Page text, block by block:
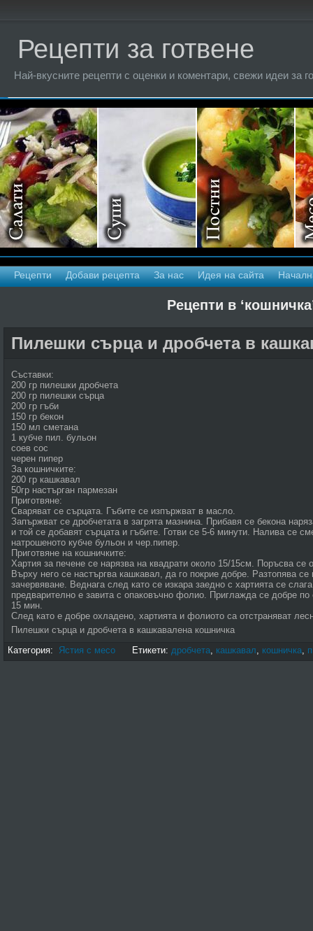
Рецепти за готвене
Най-вкусните рецепти с оценки и коментари, свежи идеи за
Рецепти Добави рецепта За нас Идея на сайта
Рецепти в
Пилешки сърца и дробчета в
Съставки:
200 гр пилешки дробчета
200 гр пилешки сърца
200 гр гъби
150 гр бекон
150 мл сметана
1 кубче пил. бульон
соев сос
черен пипер
За кошничките:
200 гр кашкавал
50гр настърган пармезан
Приготвяне:
Сваряват се сърцата. Гъбите се изпържват в масло.
Запържват се дробчетата в загрята мазнина. Прибавя се бекона
и той се добавят сърцата и гъбите. Готви се 5-6 минути. Налива се
натрошеното кубче бульон и чер.пипер.
Приготвяне на кошничките:
Хартия за печене се нарязва на квадрати около 15/15см. Поръсва се
Върху него се настъргва кашкавал, да го покрие добре. Разтопява
зачервяване. Веднага след като се изкара заедно с хартията се
предварително е завита с опаковъчно фолио. Приглажда се добре по
15 мин.
След като е добре охладено, хартията и фолиото са отстраняват
Пилешки сърца и дробчета в кашкавалена кошничка
Категория: Ястия с месо Етикети: дробчета, кашкавал, кошничка,